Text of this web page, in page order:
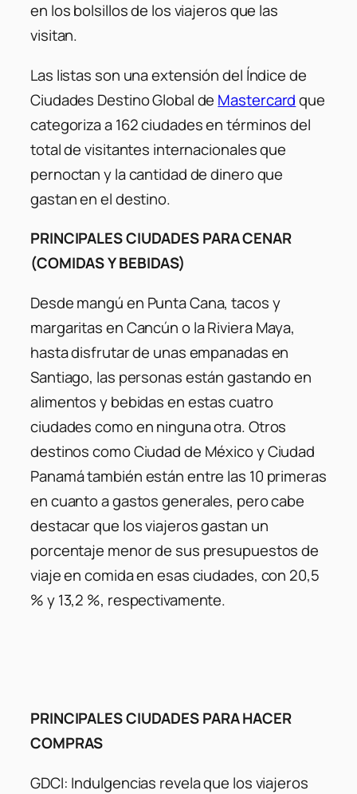
en los bolsillos de los viajeros que las
visitan.
Las listas son una extensión del Índice de
Ciudades Destino Global de Mastercardque
categoriza a 162 ciudades en términos del
total de visitantes internacionales que
pernoctan y la cantidad de dinero que
gastan en el destino.
PRINCIPALES CIUDADES PARA CENAR
(COMIDAS Y BEBIDAS)
Desde mangú en Punta Cana, tacos y
margaritas en Cancún o la Riviera Maya,
hasta disfrutar de unas empanadas en
Santiago, las personas están gastando en
alimentos y bebidas en estas cuatro
ciudades como en ninguna otra. Otros
destinos como Ciudad de México y Ciudad
Panamá también están entre las 10 primeras
en cuanto a gastos generales, pero cabe
destacar que los viajeros gastan un
porcentaje menor de sus presupuestos de
viaje en comida en esas ciudades, con 20,5
% y 13,2 %, respectivamente.
PRINCIPALES CIUDADES PARA HACER
COMPRAS
GDCI: Indulgencias revela que los viajeros